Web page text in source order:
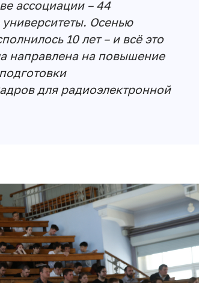
ассоциации – 44
Осенью
10 лет – и всё это
направлена на повышение
для радиоэлектронной